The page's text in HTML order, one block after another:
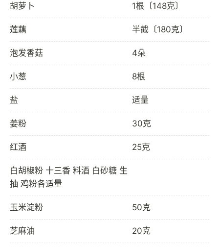
胡萝卜 1根〔148克〕
莲藕 半截〔180克〕
泡发香菇 4朵
小葱 8根
盐 适量
姜粉 30克
红酒 25克
白胡椒粉 十三香 料酒 白砂糖 生
抽 鸡粉各适量
玉米淀粉 50克
芝麻油 20克